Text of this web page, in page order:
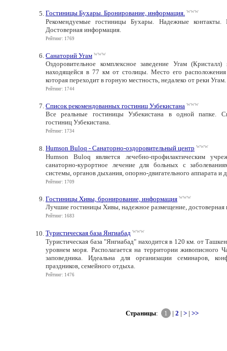
Гостиницы Бухары. Бронирование, информация. www
Рекомендуемые гостиницы Бухары. Надежные контакты.
Достоверная информация.
Рейтинг: 1769
Санаторий Угам www
Оздоровительное комплексное заведение Угам
находящейся в 77 км от столицы. Место его расположения
которая переходит в горную местность, недалеко от реки Угам.
Рейтинг: 1744
Список рекомендованных гостиниц Узбекистана www
Все реальные гостиницы Узбекистана в одной папке.
гостиниц Узбекистана.
Рейтинг: 1734
Humson Buloq - Санаторно-оздоровительный центр www
Humson Buloq является лечебно-профилактическим
санаторно-курортное лечение для больных с
системы, органов дыхания, опорно-двигательного аппарата и
Рейтинг: 1709
Гостиницы Хивы, бронирование, информация www
Лучшие гостиницы Хивы, надежное размещение, достоверная
Рейтинг: 1683
Туристическая база Янгиабад www
Туристическая база "Янгиабад" находится в 120 км. от
уровнем моря. Располагается на территории живописного
заповедника. Идеальна для организации семинаров,
праздников, семейного отдыха.
Рейтинг: 1476
Страницы: 1 | 2 | > | >>